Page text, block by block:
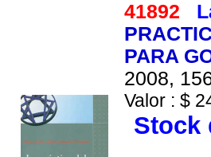
41892
PARA
2008,
Valor : $
Stock